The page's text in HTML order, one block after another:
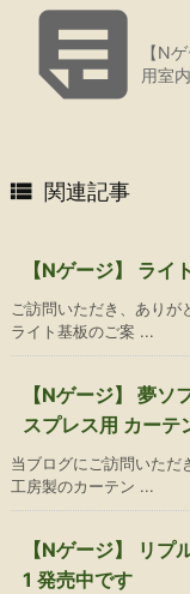
 【N
用室
 関連記事
【Nゲージ】 ラ
ご訪問いただき、ありが
ライト基板のご案 ...
【Nゲージ】 夢
スプレス用 カーテ
当ブログにご訪問いただ
工房製のカーテン ...
【Nゲージ】 リ
1 発売中です